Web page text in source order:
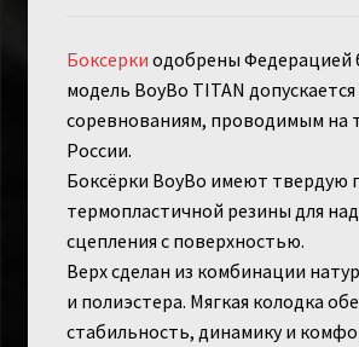
Боксерки одобрены Федерацией
модель BoyBo TITAN допускается
соревнованиям, проводимым на
России.
Боксёрки BoyBo имеют твердую
термопластичной резины для
сцепления с поверхностью.
Верх сделан из комбинации
и полиэстера. Мягкая колодка
стабильность, динамику и